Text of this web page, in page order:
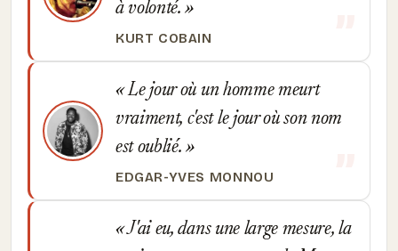
à volonté.
KURT COBAIN
Le jour où un homme meurt
vraiment, c'est le jour où son nom
est oublié.
EDGAR-YVES MONNOU
J'ai eu, dans une large mesure, la